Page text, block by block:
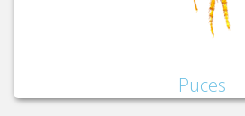
Puces